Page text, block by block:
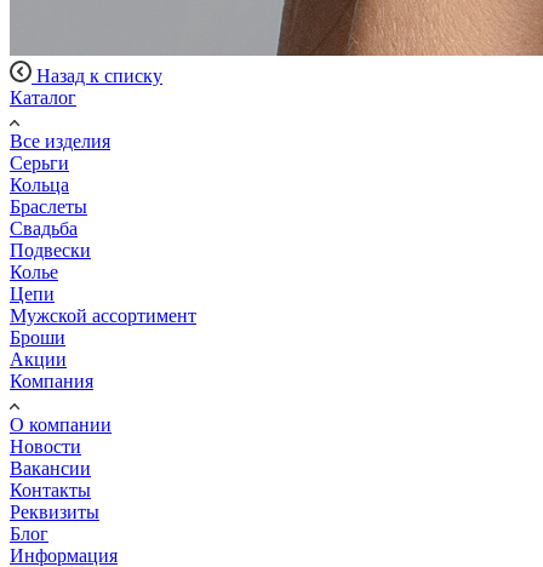
Назад к списку
Каталог
Все изделия
Серьги
Кольца
Браслеты
Свадьба
Подвески
Колье
Цепи
Мужской ассортимент
Броши
Акции
Компания
О компании
Новости
Вакансии
Контакты
Реквизиты
Блог
Информация